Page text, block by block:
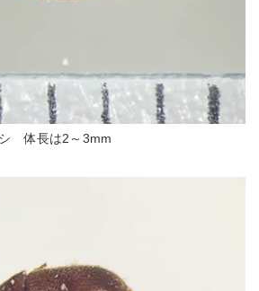
体長は2～3mm